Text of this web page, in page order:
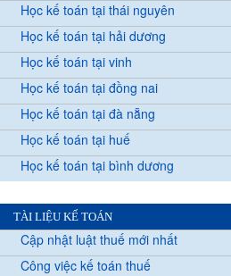
Học kế toán tại thái nguyên
Học kế toán tại hải dương
Học kế toán tại vinh
Học kế toán tại đồng nai
Học kế toán tại đà nẵng
Học kế toán tại huế
Học kế toán tại bình dương
TÀI LIỆU KẾ TOÁN
Cập nhật luật thuế mới nhất
Công việc kế toán thuế